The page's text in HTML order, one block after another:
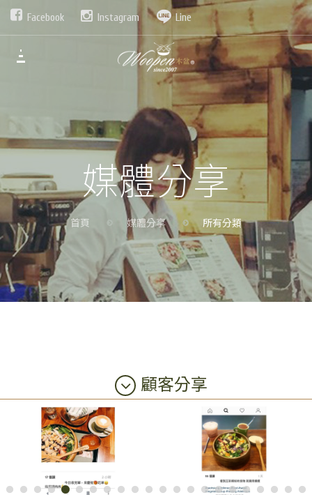
Facebook Instagram Line
媒體分享
首頁 媒體分享 所有分類
顧客分享